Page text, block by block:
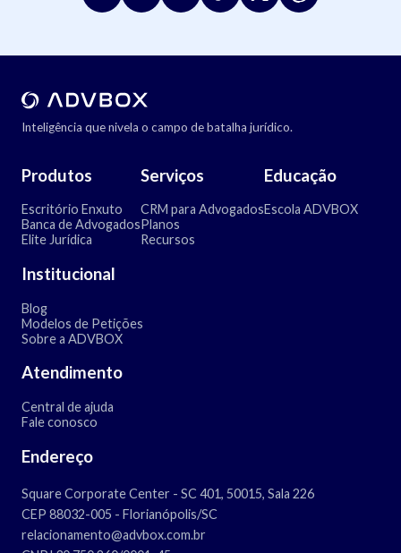
Inteligência que nivela o campo de batalha jurídico.
Produtos
Escritório Enxuto
Banca de Advogados
Elite Jurídica
Serviços
CRM para Advogados
Planos
Recursos
Educação
Escola ADVBOX
Institucional
Blog
Modelos de Petições
Sobre a ADVBOX
Atendimento
Central de ajuda
Fale conosco
Endereço
Square Corporate Center - SC 401, 50015, Sala 226
CEP 88032-005 - Florianópolis/SC
relacionamento@advbox.com.br